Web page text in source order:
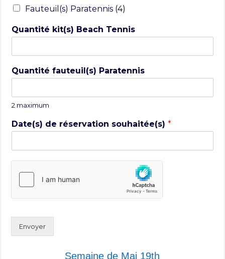
Fauteuil(s) Paratennis (4)
Quantité kit(s) Beach Tennis
Quantité fauteuil(s) Paratennis
2 maximum
Date(s) de réservation souhaitée(s)*
Envoyer
Semaine de Mai 19th